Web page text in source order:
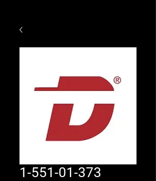
1-551-01-373